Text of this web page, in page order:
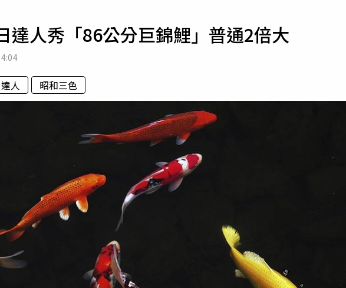
專欄
房產新勢力
運勢
人秀「86公分巨錦鯉」普通2倍大
達人 昭和三色